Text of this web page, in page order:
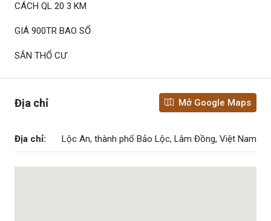
CÁCH QL 20 3 KM
GIÁ 900TR BAO SỔ
SẮN THỔ CƯ
Địa chỉ Mở Google Maps
Địa chỉ: Lộc An, thành phố Bảo Lộc, Lâm Đồng, Việt Nam